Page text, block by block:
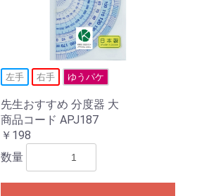
左手 右手 ゆうパケ
先生おすすめ 分度器 大
商品コード APJ187
￥198
数量